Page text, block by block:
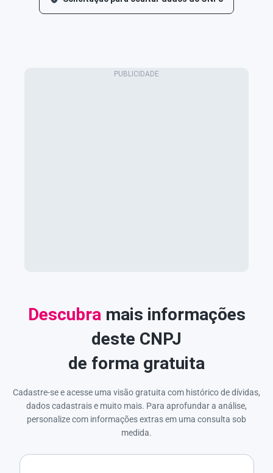
Descubra mais informações
deste CNPJ
de forma gratuita
Cadastre-se e acesse uma visão gratuita com histórico de dívidas,
dados cadastrais e muito mais. Para aprofundar a análise,
personalize com informações extras em uma consulta sob
medida.